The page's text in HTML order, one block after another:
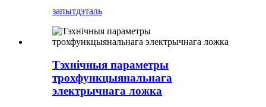
запытдэталь
Тэхнічныя параметры
трохфункцыянальнага
электрычнага ложка